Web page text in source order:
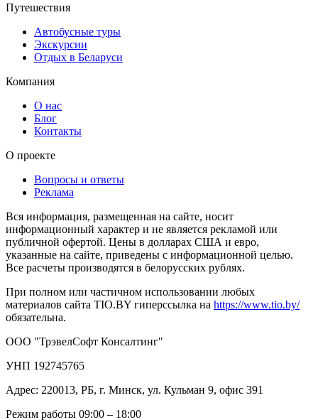
Путешествия
Автобусные туры
Экскурсии
Отдых в Беларуси
Компания
О нас
Блог
Контакты
О проекте
Вопросы и ответы
Реклама
Вся информация, размещенная на сайте, носит
информационный характер и не является рекламой или
публичной офертой. Цены в долларах США и евро,
указанные на сайте, приведены с информационной целью.
Все расчеты производятся в белорусских рублях.
При полном или частичном использовании любых
материалов сайта TIO.BY гиперссылка на https://www.tio.by/
обязательна.
ООО "ТрэвелСофт Консалтинг"
УНП 192745765
Адрес: 220013, РБ, г. Минск, ул. Кульман 9, офис 391
Режим работы 09:00 – 18:00